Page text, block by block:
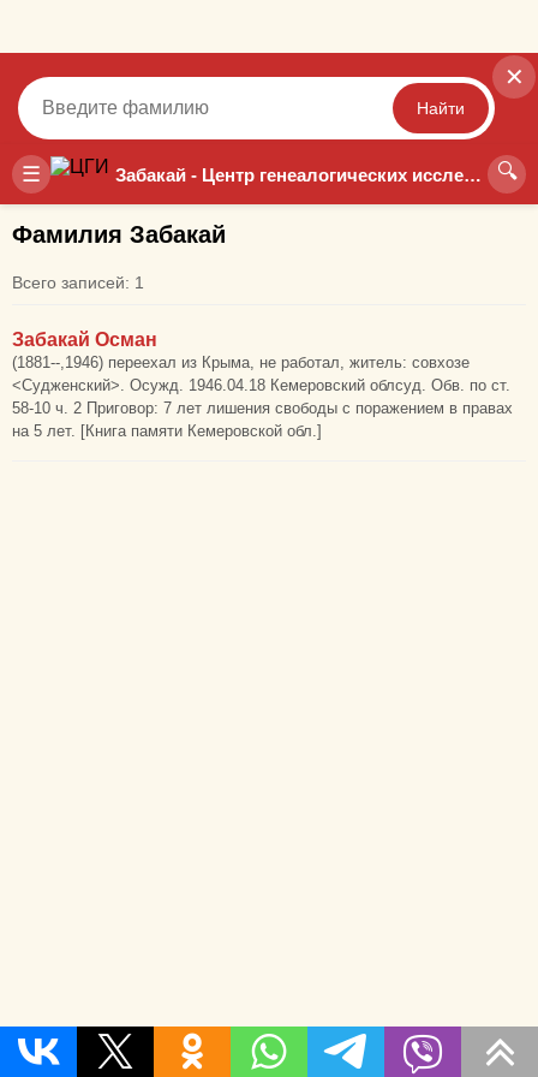
☰ Забакай - Центр генеалогических исследований 🔍
✕
Найти
Точный Неточный
Фамилия Забакай
Всего записей: 1
Забакай Осман
(1881--,1946) переехал из Крыма, не работал, житель: совхозе
<Судженский>. Осужд. 1946.04.18 Кемеровский облсуд. Обв. по ст.
58-10 ч. 2 Приговор: 7 лет лишения свободы с поражением в правах
на 5 лет. [Книга памяти Кемеровской обл.]